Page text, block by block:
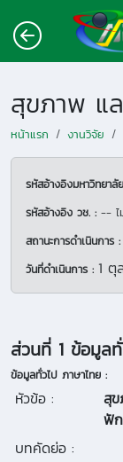
หน้าแรก งานวิจัย
รหัสอ้างอิงมหาวิทยาลั
รหัสอ้างอิง วช. : -- ไ
สถานะการดำเนินการ :
วันที่ดำเนินการ : 1 ตุ
ส่วนที่ 1 ข้อมูล
ข้อมูลทั่วไป ภาษาไทย :
หัวข้อ :
สุ
ฟั
บทคัดย่อ :